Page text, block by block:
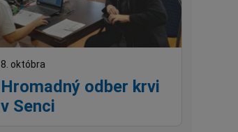
Hromadný odber krvi
v Senci
8. októbra